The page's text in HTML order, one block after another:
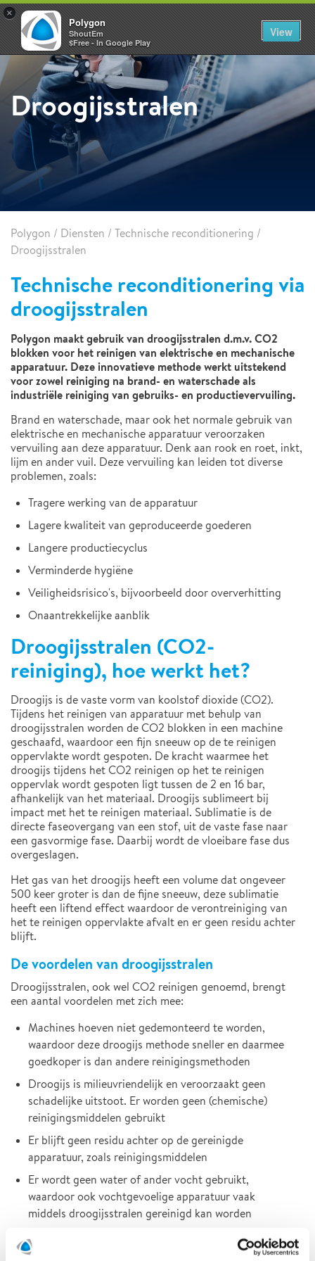
Droogijsstralen
Polygon / Diensten / Technische reconditionering /
Droogijsstralen
Technische reconditionering via
droogijsstralen
Polygon maakt gebruik van droogijsstralen d.m.v. CO2
blokken voor het reinigen van elektrische en mechanische
apparatuur. Deze innovatieve methode werkt uitstekend
voor zowel reiniging na brand- en waterschade als
industriële reiniging van gebruiks- en productievervuiling.
Brand en waterschade, maar ook het normale gebruik van
elektrische en mechanische apparatuur veroorzaken
vervuiling aan deze apparatuur. Denk aan rook en roet, inkt,
lijm en ander vuil. Deze vervuiling kan leiden tot diverse
problemen, zoals:
Tragere werking van de apparatuur
Lagere kwaliteit van geproduceerde goederen
Langere productiecyclus
Verminderde hygiëne
Veiligheidsrisico's, bijvoorbeeld door oververhitting
Onaantrekkelijke aanblik
Droogijsstralen (CO2-
reiniging), hoe werkt het?
Droogijs is de vaste vorm van koolstof dioxide (CO2).
Tijdens het reinigen van apparatuur met behulp van
droogijsstralen worden de CO2 blokken in een machine
geschaafd, waardoor een fijn sneeuw op de te reinigen
oppervlakte wordt gespoten. De kracht waarmee het
droogijs tijdens het CO2 reinigen op het te reinigen
oppervlak wordt gespoten ligt tussen de 2 en 16 bar,
afhankelijk van het materiaal. Droogijs sublimeert bij
impact met het te reinigen materiaal. Sublimatie is de
directe faseovergang van een stof, uit de vaste fase naar
een gasvormige fase. Daarbij wordt de vloeibare fase dus
overgeslagen.
Het gas van het droogijs heeft een volume dat ongeveer
500 keer groter is dan de fijne sneeuw, deze sublimatie
heeft een liftend effect waardoor de verontreiniging van
het te reinigen oppervlakte afvalt en er geen residu achter
blijft.
De voordelen van droogijsstralen
Droogijsstralen, ook wel CO2 reinigen genoemd, brengt
een aantal voordelen met zich mee:
Machines hoeven niet gedemonteerd te worden,
waardoor deze droogijs methode sneller en daarmee
goedkoper is dan andere reinigingsmethoden
Droogijs is milieuvriendelijk en veroorzaakt geen
schadelijke uitstoot. Er worden geen (chemische)
reinigingsmiddelen gebruikt
Er blijft geen residu achter op de gereinigde
apparatuur, zoals reinigingsmiddelen
Er wordt geen water of ander vocht gebruikt,
waardoor ook vochtgevoelige apparatuur vaak
middels droogijsstralen gereinigd kan worden
Het kan veilig gebruikt worden op allerlei
oppervlakken, zonder beschadigingen te
×
Polygon
ShoutEm
$Free - In Google Play
View